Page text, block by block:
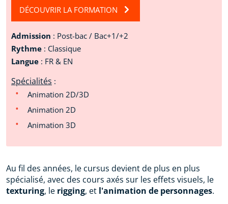
DÉCOUVRIR LA FORMATION
Admission : Post-bac / Bac+1/+2
Rythme : Classique
Langue : FR & EN
Spécialités :
Animation 2D/3D
Animation 2D
Animation 3D
Au fil des années, le cursus devient de plus en plus
spécialisé, avec des cours axés sur les effets visuels, le
texturing, le rigging, et l'animation de personnages.